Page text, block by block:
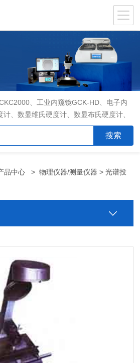
、工业内窥镜GCK-HD、电子内
、数显维氏硬度计、数显布氏硬度计、
淬火试验机CK-IV-2、倒置金相显微镜
微镜XPF-550C、倒置生物显微镜XDS-
2、金相磨平机MPJ-25
品中心 >物理仪器/测量仪器 > 光谱投